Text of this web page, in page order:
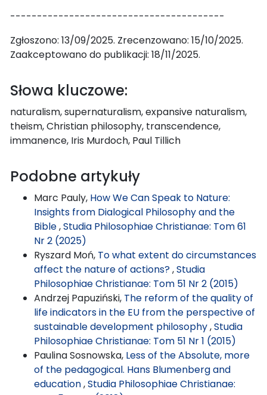
----------------------------------------
Zgłoszono: 13/09/2025. Zrecenzowano: 15/10/2025.
Zaakceptowano do publikacji: 18/11/2025.
Słowa kluczowe:
naturalism, supernaturalism, expansive naturalism,
theism, Christian philosophy, transcendence,
immanence, Iris Murdoch, Paul Tillich
Podobne artykuły
Marc Pauly, How We Can Speak to Nature:
Insights from Dialogical Philosophy and the
Bible,Studia Philosophiae Christianae: Tom 61
Nr 2 (2025)
Ryszard Moń, To what extent do circumstances
affect the nature of actions?,Studia
Philosophiae Christianae: Tom 51 Nr 2 (2015)
Andrzej Papuziński, The reform of the quality of
life indicators in the EU from the perspective of
sustainable development philosophy,Studia
Philosophiae Christianae: Tom 51 Nr 1 (2015)
Paulina Sosnowska, Less of the Absolute, more
of the pedagogical. Hans Blumenberg and
education,Studia Philosophiae Christianae: